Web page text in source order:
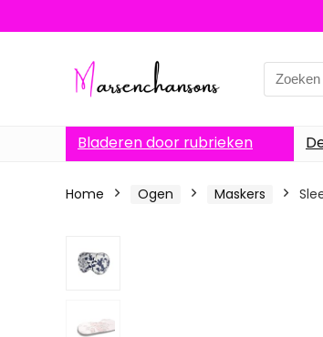
Search
for:
Bladeren door rubrieken
Home Ogen Maskers